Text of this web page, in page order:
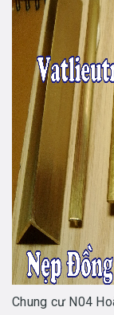
Chung cư N04